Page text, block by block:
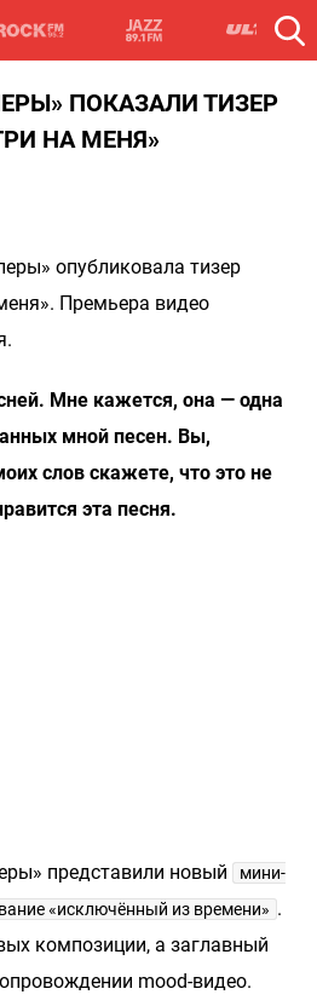
ПОКАЗАЛИ ТИЗЕР
НА МЕНЯ»
опубликовала тизер
Премьера видео
Мне кажется, она — одна
мной песен. Вы,
слов скажете, что это не
эта песня.
представили новый
мини-
«исключённый из времени» .
композиции, а заглавный
mood-видео.